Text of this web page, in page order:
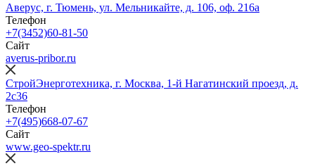
Аверус, г. Тюмень, ул. Мельникайте, д. 106, оф. 216а
Телефон
+7(3452)60-81-50
Сайт
averus-pribor.ru
СтройЭнерготехника, г. Москва, 1-й Нагатинский проезд, д.
2с36
Телефон
+7(495)668-07-67
Сайт
www.geo-spektr.ru